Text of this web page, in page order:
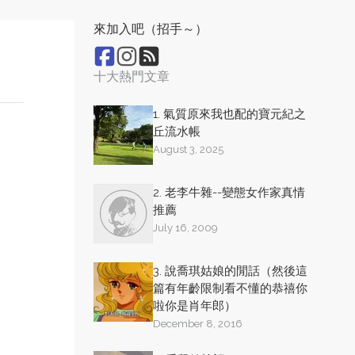
來加入吧（招手～）
十大熱門文章
1. 氣質原來我也配的寶元紀之
丘流水帳
August 3, 2025
2. 老李牛雜--變態女作家真情
推薦
July 16, 2009
3. 說喬琪姑娘的閒話（然後這
篇有年齡限制看不懂的恭禧你
啦你是肖年郎）
December 8, 2016